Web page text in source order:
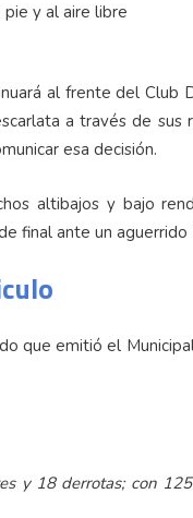
al frente del Club
a través de sus
esa decisión.
altibajos y bajo
final ante un
que emitió el
y 18 derrotas; con